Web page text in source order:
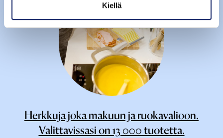
Kiellä
Herkkuja joka makuun ja ruokavalioon.
Valittavissasi on 13 000 tuotetta.